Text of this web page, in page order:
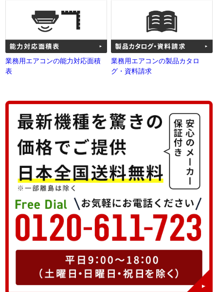
業務用エアコンの能力対応面積
表
業務用エアコンの製品カタロ
グ・資料請求